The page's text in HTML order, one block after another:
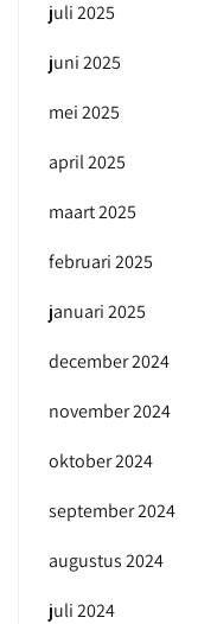
juli 2025
juni 2025
mei 2025
april 2025
maart 2025
februari 2025
januari 2025
december 2024
november 2024
oktober 2024
september 2024
augustus 2024
juli 2024